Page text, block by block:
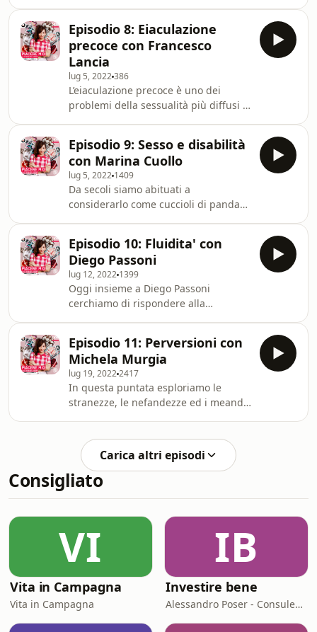
davvero qualcosa senza cui non si
può vivere o è un limite alla fantasia
erotica? E quanto è pop, il porno? Ne
parliamo con uno dei grandi
appassionati in Italia, pur non
essendo una pornostar: Francesco de
Carlo.See omnystudio.com/listener for
privacy information.
Episodio 8: Eiaculazione
precoce con Francesco
Lancia
lug 5, 2022386
L’eiaculazione precoce è uno dei
problemi della sessualità più diffusi al
Lancia.See omnystudio.com/listener
for privacy information.
Episodio 9: Sesso e disabilità
con Marina Cuollo
lug 5, 2022 1409
Da secoli siamo abituati a
considerarlo come cuccioli di panda
di “A DISABILANDIA SI TROMBA”,
Marina Cuollo.See
omnystudio.com/listener for privacy
information.
Episodio 10: Fluidita' con
Diego Passoni
lug 12, 2022 1399
Oggi insieme a Diego Passoni
cerchiamo di rispondere alla
FLUIDITÀ?See
omnystudio.com/listener for privacy
information.
Episodio 11: Perversioni con
Michela Murgia
lug 19, 20222417
In questa puntata esploriamo le
stranezze, le nefandezze ed i meandri
omnystudio.com/listener for privacy
information.Carica altri episodi
Consigliato
VI
Vita in Campagna
Vita in Campagna
IB
Investire bene
Alessandro Poser - Consulente Finanziario Fineco